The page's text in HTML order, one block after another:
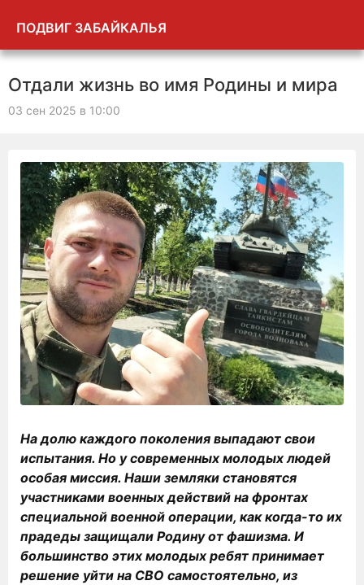
ПОДВИГ ЗАБАЙКАЛЬЯ
Отдали жизнь во имя Родины и мира
03 сен 2025 в 10:00
На долю каждого поколения выпадают свои
испытания. Но у современных молодых людей
особая миссия. Наши земляки становятся
участниками военных действий на фронтах
специальной военной операции, как когда-то их
прадеды защищали Родину от фашизма. И
большинство этих молодых ребят принимает
решение уйти на СВО самостоятельно, из